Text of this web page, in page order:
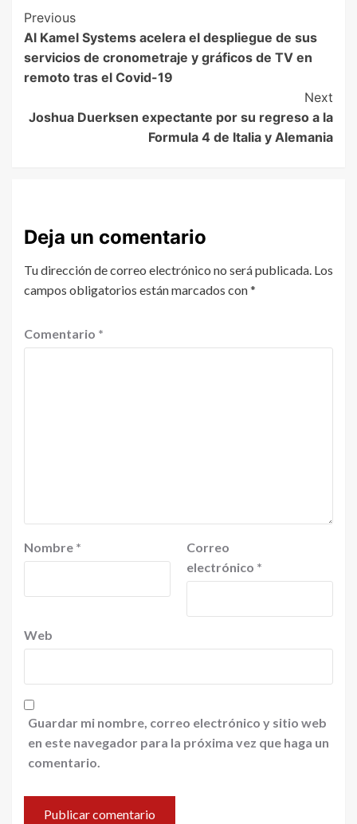
Previous
Al Kamel Systems acelera el despliegue de sus
servicios de cronometraje y gráficos de TV en
remoto tras el Covid-19
Next
Joshua Duerksen expectante por su regreso a la
Formula 4 de Italia y Alemania
Deja un comentario
Tu dirección de correo electrónico no será publicada. Los
campos obligatorios están marcados con*
Comentario *
Nombre *
Correo
electrónico *
Web
Guardar mi nombre, correo electrónico y sitio web
en este navegador para la próxima vez que haga un
comentario.